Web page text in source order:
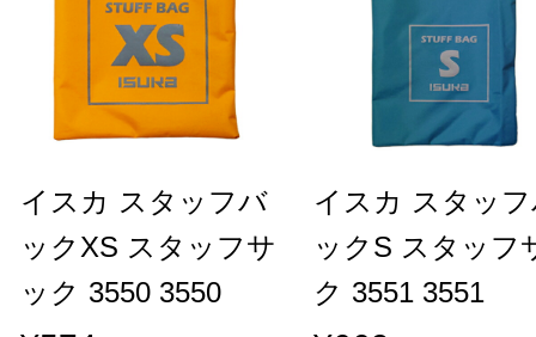
イスカ スタッフバ
ックXS スタッフサ
ック 3550 3550
イスカ スタッ
ックS スタッフ
ク 3551 3551